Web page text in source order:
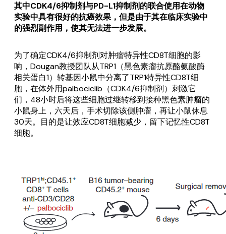
其中CDK4/6抑制剂与PD-L1抑制剂的联合使用在动物
实验中具有很好的抗癌效果，但是由于其在临床实验中
的强烈副作用，使其无法进一步发展。
为了确定CDK4/6抑制剂对肿瘤特异性CD8T细胞的影
响，Dougan教授团队从TRP1（黑色素瘤抗原酪氨酸酶
相关蛋白1）转基因小鼠中分离了TRP1特异性CD8T细
胞，在体外用palbociclib（CDK4/6抑制剂）刺激它
们，48小时后将这些细胞过继转移到接种黑色素肿瘤的
小鼠身上，六天后，手术切除该侧肿瘤，再让小鼠休息
30天。目的是让效应CD8T细胞减少，留下记忆性CD8T
细胞。